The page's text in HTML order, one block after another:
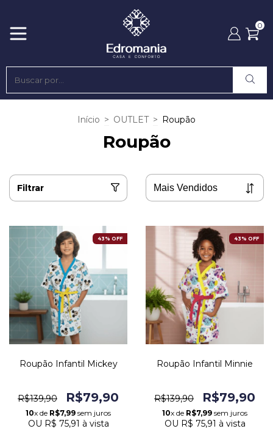
0
Início > OUTLET > Roupão
Roupão
Filtrar
43% OFF
Roupão Infantil Mickey
R$139,90 R$79,90
10x de R$7,99 sem juros
OU R$ 75,91 à vista
43% OFF
Roupão Infantil Minnie
R$139,90 R$79,90
10x de R$7,99 sem juros
OU R$ 75,91 à vista